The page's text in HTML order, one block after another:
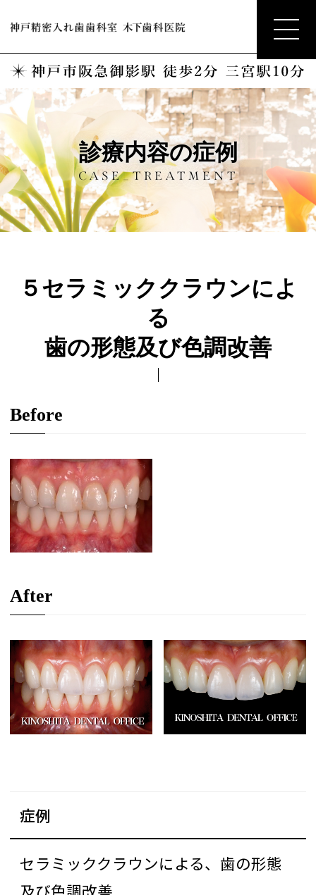
診療内容の症例
CASE_TREATMENT
５セラミッククラウンによ
る
歯の形態及び色調改善
Before
After
症例
セラミッククラウンによる、歯の形態
及び色調改善